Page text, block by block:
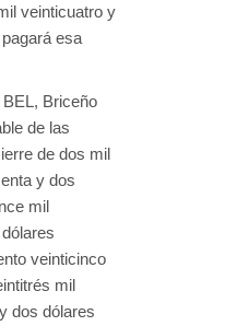
veinticuatro y
esa
Briceño
de las
de dos mil
y dos
mil
veinticinco
mil
dos dólares